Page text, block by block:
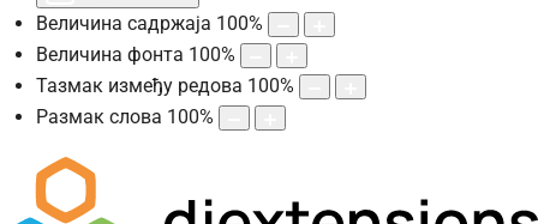
Величина садржаја 100%
Величина фонта 100%
Тазмак између редова 100%
Размак слова 100%